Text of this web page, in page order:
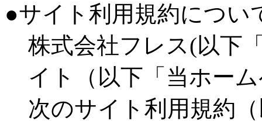
●サイト利用規約につい
株式会社フレス(以下
イト（以下「当ホー
次のサイト利用規約